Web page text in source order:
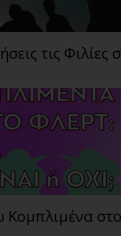
τις Φιλίες